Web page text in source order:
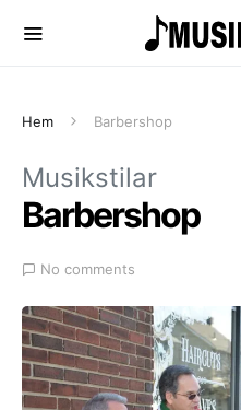
Hem Barbershop
Musikstilar
Barbershop
No comments